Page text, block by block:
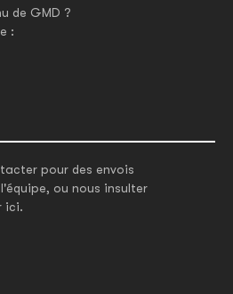
de GMD ?
:
pour des envois
ou nous insulter
ici.